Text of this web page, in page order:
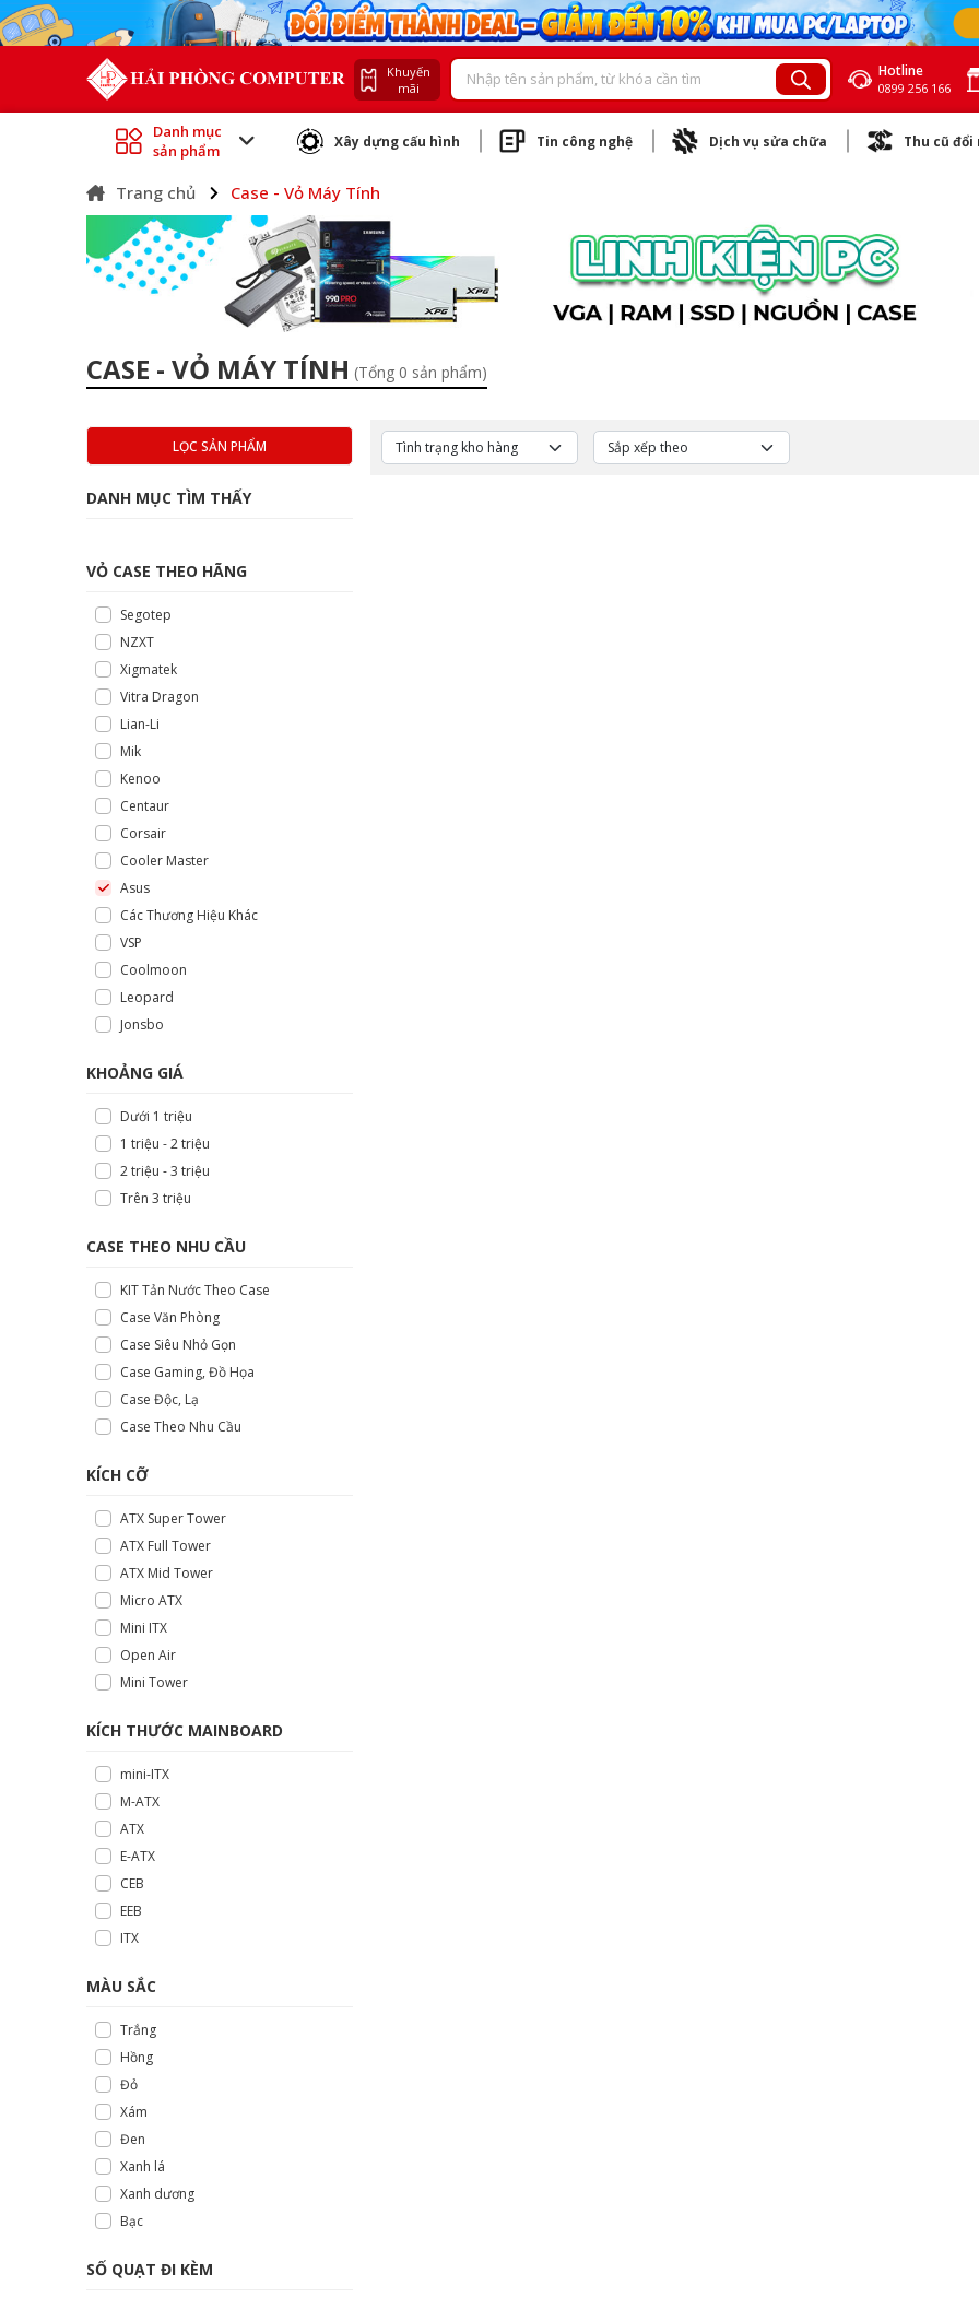
Khuyến
mãi
Hotline
0899 256 166
Danh mục
sản phẩm
Xây dựng cấu hình Tin công nghệ Dịch vụ sửa chữa Thu cũ đổi
Trang chủ Case - Vỏ Máy Tính
CASE - VỎ MÁY TÍNH (Tổng 0 sản phẩm)
LỌC SẢN PHẨM
DANH MỤC TÌM THẤY
VỎ CASE THEO HÃNG
Segotep
NZXT
Xigmatek
Vitra Dragon
Lian-Li
Mik
Kenoo
Centaur
Corsair
Cooler Master
Asus
Các Thương Hiệu Khác
VSP
Coolmoon
Leopard
Jonsbo
KHOẢNG GIÁ
Dưới 1 triệu
1 triệu - 2 triệu
2 triệu - 3 triệu
Trên 3 triệu
CASE THEO NHU CẦU
KIT Tản Nước Theo Case
Case Văn Phòng
Case Siêu Nhỏ Gọn
Case Gaming, Đồ Họa
Case Độc, Lạ
Case Theo Nhu Cầu
KÍCH CỠ
ATX Super Tower
ATX Full Tower
ATX Mid Tower
Micro ATX
Mini ITX
Open Air
Mini Tower
KÍCH THƯỚC MAINBOARD
mini-ITX
M-ATX
ATX
E-ATX
CEB
EEB
ITX
MÀU SẮC
Trắng
Hồng
Đỏ
Xám
Đen
Xanh lá
Xanh dương
Bạc
SỐ QUẠT ĐI KÈM